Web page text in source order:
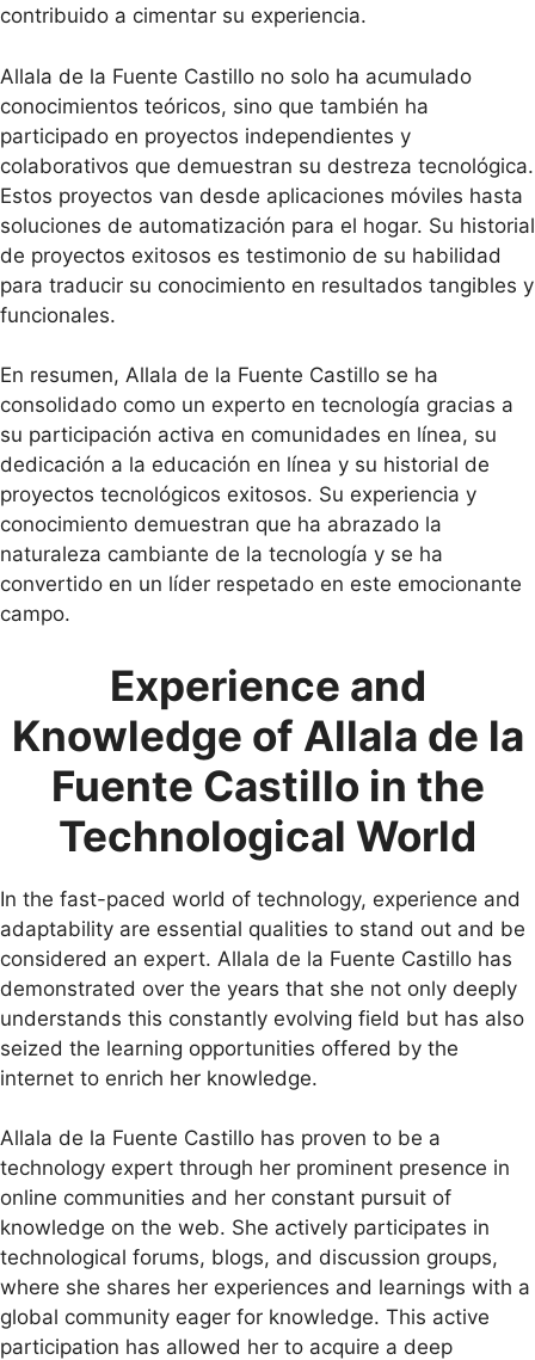
contribuido a cimentar su experiencia.
Allala de la Fuente Castillo no solo ha acumulado
conocimientos teóricos, sino que también ha
participado en proyectos independientes y
colaborativos que demuestran su destreza tecnológica.
Estos proyectos van desde aplicaciones móviles hasta
soluciones de automatización para el hogar. Su historial
de proyectos exitosos es testimonio de su habilidad
para traducir su conocimiento en resultados tangibles y
funcionales.
En resumen, Allala de la Fuente Castillo se ha
consolidado como un experto en tecnología gracias a
su participación activa en comunidades en línea, su
dedicación a la educación en línea y su historial de
proyectos tecnológicos exitosos. Su experiencia y
conocimiento demuestran que ha abrazado la
naturaleza cambiante de la tecnología y se ha
convertido en un líder respetado en este emocionante
campo.
Experience and
Knowledge of Allala de la
Fuente Castillo in the
Technological World
In the fast-paced world of technology, experience and
adaptability are essential qualities to stand out and be
considered an expert. Allala de la Fuente Castillo has
demonstrated over the years that she not only deeply
understands this constantly evolving field but has also
seized the learning opportunities offered by the
internet to enrich her knowledge.
Allala de la Fuente Castillo has proven to be a
technology expert through her prominent presence in
online communities and her constant pursuit of
knowledge on the web. She actively participates in
technological forums, blogs, and discussion groups,
where she shares her experiences and learnings with a
global community eager for knowledge. This active
participation has allowed her to acquire a deep